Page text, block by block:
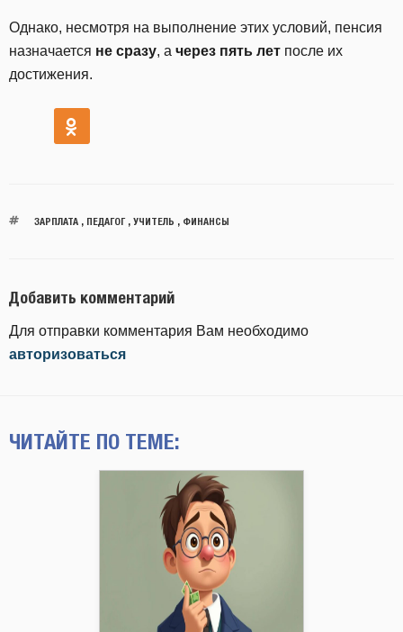
Однако, несмотря на выполнение этих условий, пенсия
назначается не сразу, а через пять лет после их
достижения.
ЗАРПЛАТА, ПЕДАГОГ, УЧИТЕЛЬ , ФИНАНСЫ
Добавить комментарий
Для отправки комментария Вам необходимо
авторизоваться
ЧИТАЙТЕ ПО ТЕМЕ: